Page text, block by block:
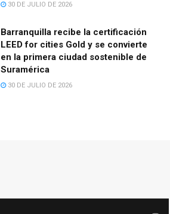
30 DE JULIO DE 2026
Barranquilla recibe la certificación
LEED for cities Gold y se convierte
en la primera ciudad sostenible de
Suramérica
30 DE JULIO DE 2026